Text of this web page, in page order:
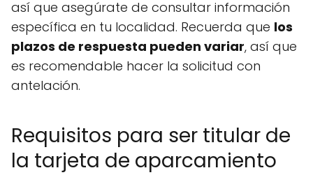
así que asegúrate de consultar información
específica en tu localidad. Recuerda que los
plazos de respuesta pueden variar, así que
es recomendable hacer la solicitud con
antelación.
Requisitos para ser titular de
la tarjeta de aparcamiento